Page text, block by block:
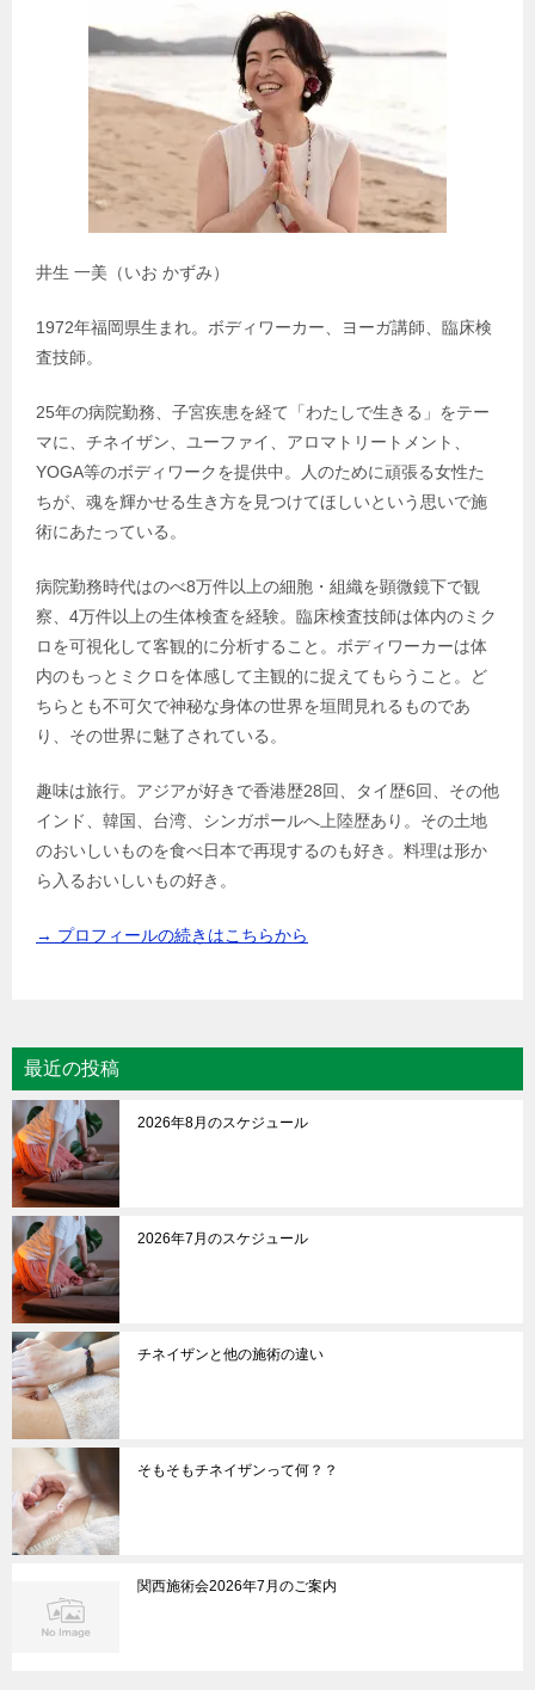
井生 一美（いお かずみ）
1972年福岡県生まれ。ボディワーカー、ヨーガ講師、臨床検
査技師。
25年の病院勤務、子宮疾患を経て「わたしで生きる」をテー
マに、チネイザン、ユーファイ、アロマトリートメント、
YOGA等のボディワークを提供中。人のために頑張る女性た
ちが、魂を輝かせる生き方を見つけてほしいという思いで施
術にあたっている。
病院勤務時代はのべ8万件以上の細胞・組織を顕微鏡下で観
察、4万件以上の生体検査を経験。臨床検査技師は体内のミク
ロを可視化して客観的に分析すること。ボディワーカーは体
内のもっとミクロを体感して主観的に捉えてもらうこと。ど
ちらとも不可欠で神秘な身体の世界を垣間見れるものであ
り、その世界に魅了されている。
趣味は旅行。アジアが好きで香港歴28回、タイ歴6回、その他
インド、韓国、台湾、シンガポールへ上陸歴あり。その土地
のおいしいものを食べ日本で再現するのも好き。料理は形か
ら入るおいしいもの好き。
→ プロフィールの続きはこちらから
最近の投稿
2026年8月のスケジュール
2026年7月のスケジュール
チネイザンと他の施術の違い
そもそもチネイザンって何？？
関西施術会2026年7月のご案内